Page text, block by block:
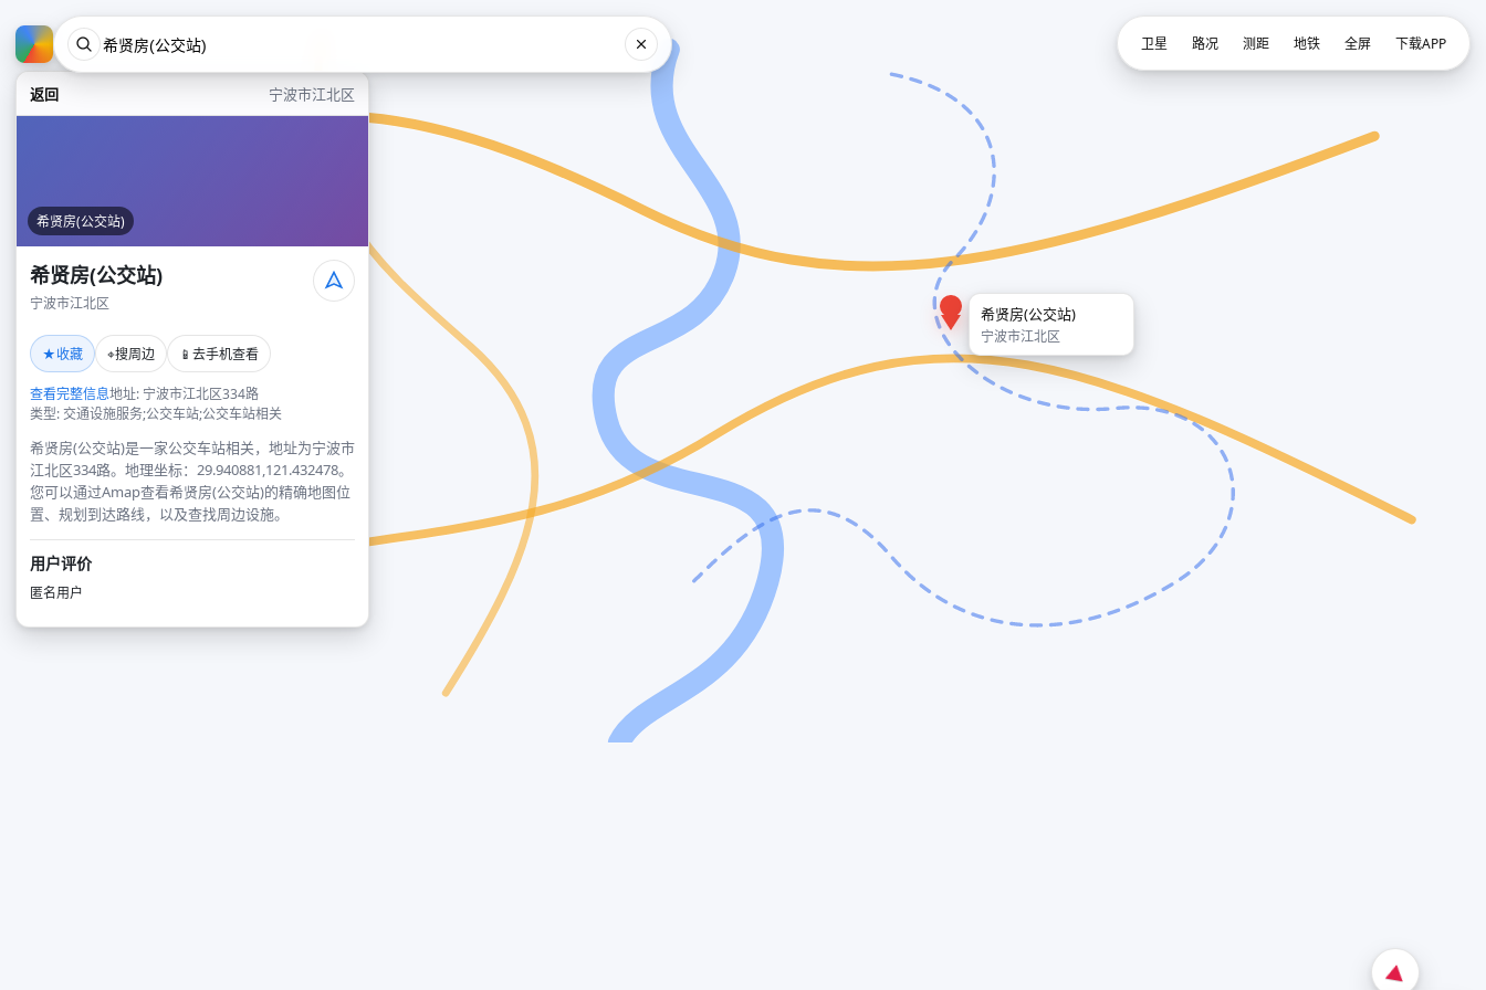
返回 宁波市江北区
希贤房(公交站)
希贤房(公交站)
宁波市江北区
★收藏 ⌖搜周边 📱 去手机查看
查看完整信息地址: 宁波市江北区334路
类型: 交通设施服务;公交车站;公交车站相关
希贤房(公交站)是一家公交车站相关，地址为宁波市
江北区334路。地理坐标：29.940881,121.432478。
您可以通过Amap查看希贤房(公交站)的精确地图位
置、规划到达路线，以及查找周边设施。
用户评价
匿名用户
希贤房(公交站)
宁波市江北区
卫星 路况 测距 地铁 全屏 下载APP